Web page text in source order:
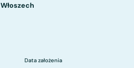
Data założenia